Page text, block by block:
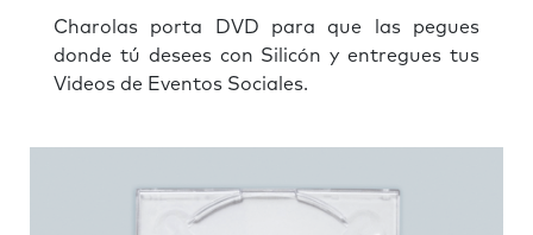
Charolas porta DVD para que las pegues
donde tú desees con Silicón y entregues tus
Videos de Eventos Sociales.